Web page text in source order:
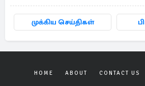
முக்கிய செய்திகள்
HOME ABOUT CONTACT US